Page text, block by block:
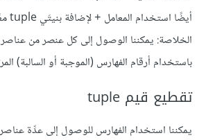
أيضًا استخدام المعامل + لإضافة بنيتَي tuple معًا.
باستخدام أرقام الفهارس (الموجبة أو السالبة)
تقطيع قيم tuple